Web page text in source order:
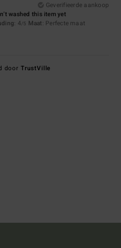
Geverifieerde aankoop
washed this item yet
: 4/5 Maat: Perfecte maat
door TrustVille